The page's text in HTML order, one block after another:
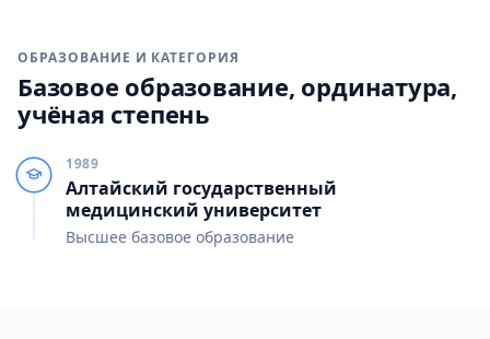
ОБРАЗОВАНИЕ И КАТЕГОРИЯ
Базовое образование, ординатура,
учёная степень
1989
Алтайский государственный
медицинский университет
Высшее базовое образование